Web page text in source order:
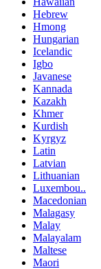
Hebrew
Hmong
Hungarian
Icelandic
Igbo
Javanese
Kannada
Kazakh
Khmer
Kurdish
Kyrgyz
Latin
Latvian
Lithuanian
Luxembou..
Macedonian
Malagasy
Malay
Malayalam
Maltese
Maori